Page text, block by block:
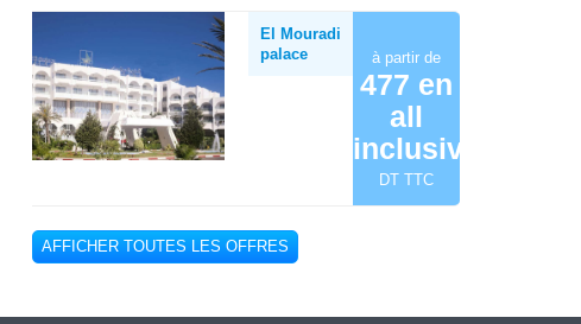
El Mouradi
palace
à partir de
477 en
all
inclusive
DT TTC
AFFICHER TOUTES LES OFFRES